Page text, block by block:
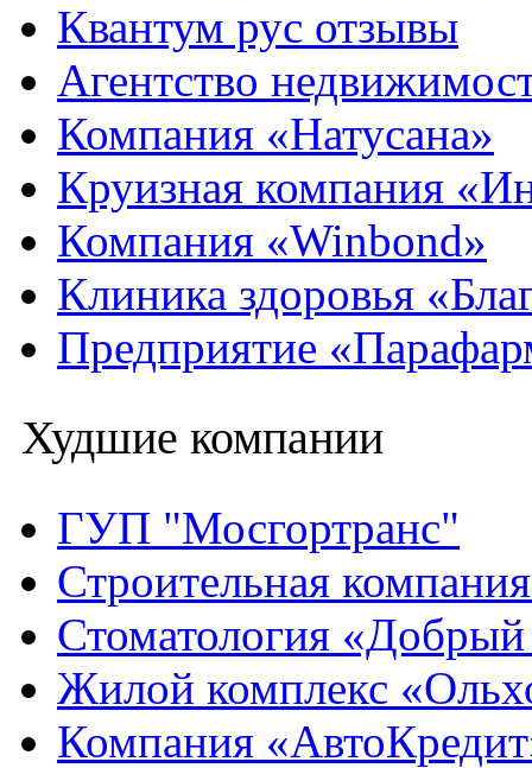
Квантум рус отзывы
Агентство
Компания «Натусана»
Круизная компания
Компания «Winbond»
Клиника здоровья
Предприятие
Худшие компании
ГУП "Мосгортранс"
Строительная
Стоматология
Жилой комплекс
Компания